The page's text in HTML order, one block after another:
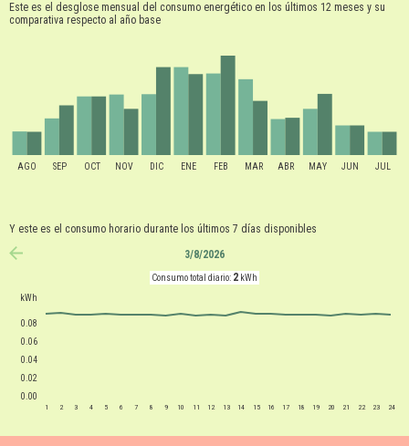
Este es el desglose mensual del consumo energético en los últimos 12 meses y su
comparativa respecto al año base
AGO SEP OCT NOV DIC ENE FEB MAR ABR MAY JUN JUL
Y este es el consumo horario durante los últimos 7 días disponibles
3/8/2026
Consumo total diario: 2 kWh
1 2 3 4 5 6 7 8 9 10 11 12 13 14 15 16 17 18 19 20 21 22 23 24
0.00
0.02
0.04
0.06
0.08
kWh